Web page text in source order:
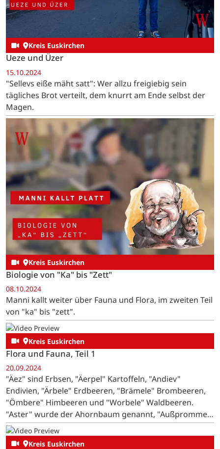
Kreis Euskirchen
Ueze und Üzer
15.10.2024
"Sellevs eiße mäht satt": Wer allzu freigiebig sein
tägliches Brot verteilt, dem knurrt am Ende selbst der
Magen.
Kreis Euskirchen
Biologie von "Ka" bis "Zett"
08.10.2024
Manni kallt weiter über Fauna und Flora, im zweiten Teil
von "ka" bis "zett".
Kreis Euskirchen
Flora und Fauna, Teil 1
20.09.2024
"Äez" sind Erbsen, "Äerpel" Kartoffeln, "Andiev"
Endivien, "Ärbele" Erdbeeren, "Brämele" Brombeeren,
"Ömbere" Himbeeren und "Worbele" Waldbeeren.
"Aster" wurde der Ahornbaum genannt, "Außpromme"
sommerreife Pflaumen, wegen abführender Wirkung
auch "Dresspromme". …
Kreis Euskirchen